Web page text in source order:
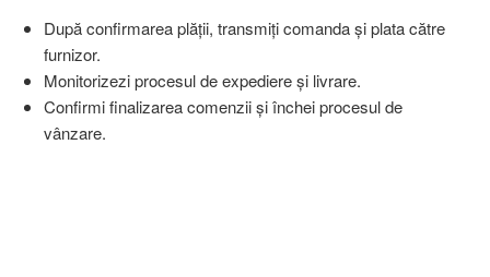
După confirmarea plății, transmiți comanda și plata către
furnizor.
Monitorizezi procesul de expediere și livrare.
Confirmi finalizarea comenzii și închei procesul de
vânzare.